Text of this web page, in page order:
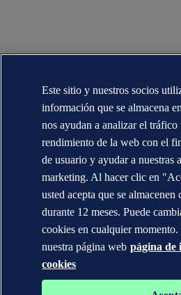
Este sitio y nuestros socios
información que se almacena
nos ayudan a analizar el
rendimiento de la web con el
de usuario y ayudar a nuestras
marketing. Al hacer clic en
usted acepta que se
durante 12 meses. Puede
cookies en cualquier
nuestra página web página de
cookies